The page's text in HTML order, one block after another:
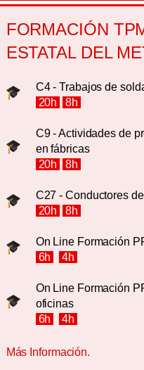
FORMACIÓN
ESTATAL DEL
C4 - Trabajos de
20h
8h
C9 - Actividades de
en fábricas
20h
8h
C27 - Conductores
20h
8h
On Line Formación
6h
4h
On Line Formación
oficinas
6h
4h
Más Información.